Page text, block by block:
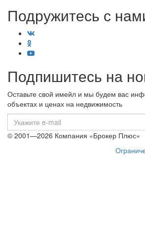
Подружитесь с
Подпишитесь на
Оставьте свой имейл и мы будем вас
объектах и ценах на недвижимость
mail
© 2001—2026 Компания «Брокер Плюс»